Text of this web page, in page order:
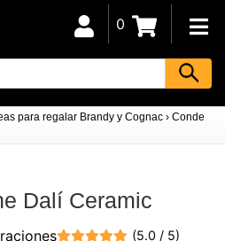
para regalar Brandy y Cognac › Conde
0
Dalí Ceramic
(5.0 / 5)